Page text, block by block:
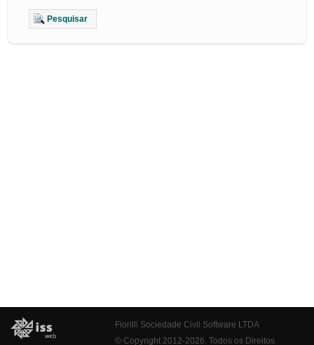
Pesquisar
Fiorilli Sociedade Civil Software LTDA
© Copyright 2012-2026. Todos os Direitos